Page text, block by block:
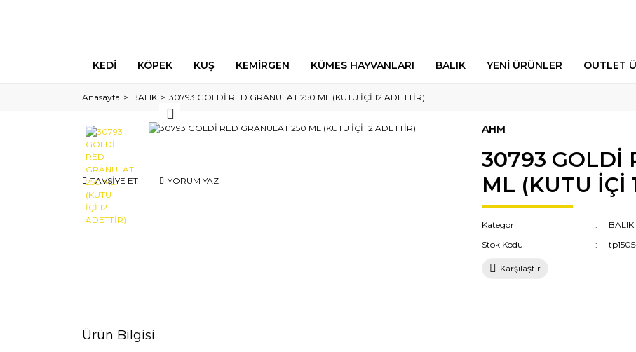
KEDİ KÖPEK KUŞ KEMİRGEN KÜMES HAYVANLARI BALIK YENİ ÜRÜNLER OUTLET
Anasayfa BALIK 30793 GOLDİ RED GRANULAT 250 ML (KUTU İÇİ 12 ADETTİR)
TAVSİYE ET YORUM YAZ
AHM
30793 GOLDİ
ML (KUTU İÇİ
Kategori BALIK
Stok Kodu
Karşılaştır
Ürün Bilgisi